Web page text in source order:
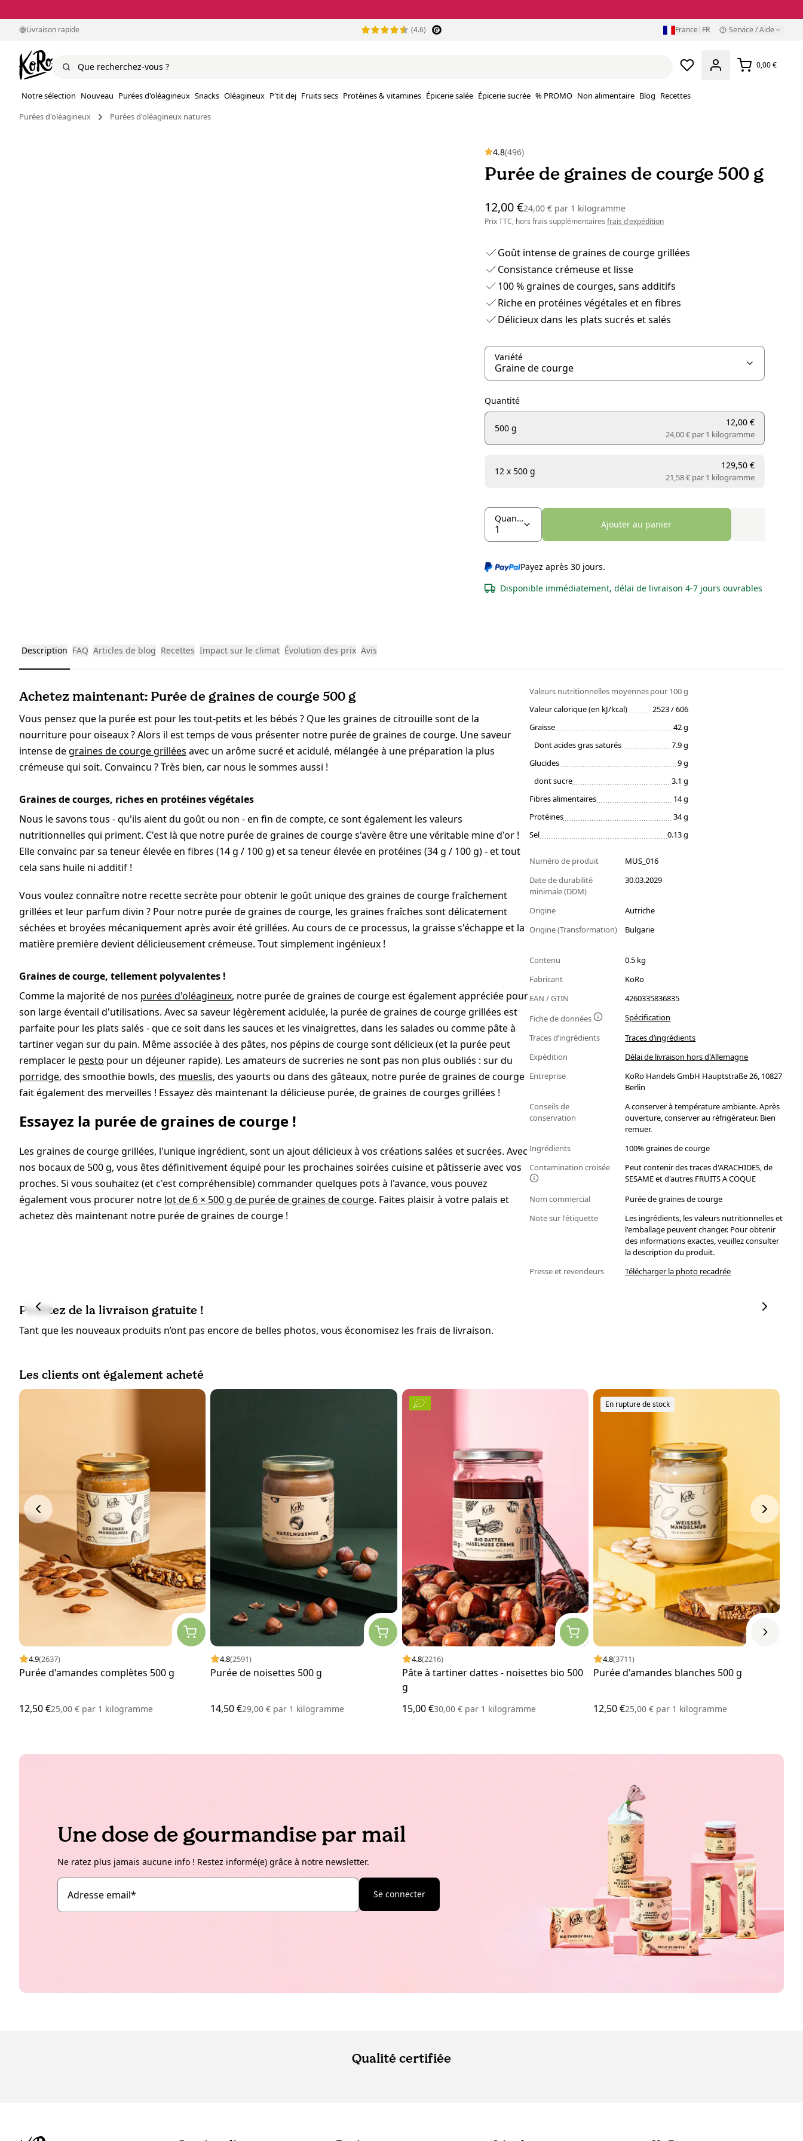
Livraison rapide (4.6) France | FR Service / Aide
0,00 €
Notre sélection Nouveau Purées d'oléagineux Snacks Oléagineux P'tit dej Fruits secs Protéines & vitamines Épicerie salée Épicerie sucrée % PROMO Non alimentaire Blog Recettes
Purées d'oléagineux
Purées d'oléagineux natures
4.8(496)
Purée de graines de courge 500 g
12,00 €24,00 € par1 kilogramme
Prix TTC, hors frais supplémentaires frais d'expédition
Goût intense de graines de courge grillées
Consistance crémeuse et lisse
100 % graines de courges, sans additifs
Riche en protéines végétales et en fibres
Délicieux dans les plats sucrés et salés
Variété
Quantité
500 g
12,00 €
24,00 € par1 kilogramme
12 x 500 g
129,50 €
21,58 € par1 kilogramme
Quantité
Ajouter au panier
Payez après 30 jours.
Disponible immédiatement, délai de livraison 4-7 jours ouvrables
Description FAQ Articles de blog Recettes Impact sur le climat Évolution des prix Avis
Achetez maintenant: Purée de graines de courge 500 g
Vous pensez que la purée est pour les tout-petits et les bébés ? Que les graines de citrouille sont de la
nourriture pour oiseaux ? Alors il est temps de vous présenter notre purée de graines de courge. Une saveur
intense degraines de courge grillées avec un arôme sucré et acidulé, mélangée à une préparation la plus
crémeuse qui soit. Convaincu ? Très bien, car nous le sommes aussi !
Graines de courges, riches en protéines végétales
Nous le savons tous - qu'ils aient du goût ou non - en fin de compte, ce sont également les valeurs
nutritionnelles qui priment. C'est là que notre purée de graines de courge s'avère être une véritable mine d'or !
Elle convainc par sa teneur élevée en fibres (14 g / 100 g) et sa teneur élevée en protéines (34 g / 100 g) - et tout
cela sans huile ni additif !
Vous voulez connaître notre recette secrète pour obtenir le goût unique des graines de courge fraîchement
grillées et leur parfum divin ? Pour notre purée de graines de courge, les graines fraîches sont délicatement
séchées et broyées mécaniquement après avoir été grillées. Au cours de ce processus, la graisse s'échappe et la
matière première devient délicieusement crémeuse. Tout simplement ingénieux !
Graines de courge, tellement polyvalentes !
Comme la majorité de nos purées d'oléagineux, notre purée de graines de courge est également appréciée pour
son large éventail d'utilisations. Avec sa saveur légèrement acidulée, la purée de graines de courge grillées est
parfaite pour les plats salés - que ce soit dans les sauces et les vinaigrettes, dans les salades ou comme pâte à
tartiner vegan sur du pain. Même associée à des pâtes, nos pépins de courge sont délicieux (et la purée peut
remplacer le pesto pour un déjeuner rapide). Les amateurs de sucreries ne sont pas non plus oubliés : sur du
porridge, des smoothie bowls, des mueslis, des yaourts ou dans des gâteaux, notre purée de graines de courge
fait également des merveilles ! Essayez dès maintenant la délicieuse purée, de graines de courges grillées !
Essayez la purée de graines de courge !
Les graines de courge grillées, l'unique ingrédient, sont un ajout délicieux à vos créations salées et sucrées. Avec
nos bocaux de 500 g, vous êtes définitivement équipé pour les prochaines soirées cuisine et pâtisserie avec vos
proches. Si vous souhaitez (et c'est compréhensible) commander quelques pots à l'avance, vous pouvez
également vous procurer notre lot de 6 × 500 g de purée de graines de courge. Faites plaisir à votre palais et
achetez dès maintenant notre purée de graines de courge !
Valeurs nutritionnelles moyennespour 100 g
Valeur calorique (en kJ/kcal)
2523 / 606
Graisse
42 g
Dont acides gras saturés
7.9 g
Glucides
9 g
dont sucre
3.1 g
Fibres alimentaires
14 g
Protéines
34 g
Sel
0.13 g
Numéro de produit
MUS_016
Date de durabilité
minimale (DDM)
30.03.2029
Origine
Autriche
Origine (Transformation)
Bulgarie
Contenu
0.5 kg
Fabricant
KoRo
EAN / GTIN
4260335836835
Fiche de données
Spécification
Traces d’ingrédients
Traces d’ingrédients
Expédition
Délai de livraison hors d'Allemagne
Entreprise
KoRo Handels GmbH Hauptstraße 26, 10827
Berlin
Conseils de
conservation
A conserver à température ambiante. Après
ouverture, conserver au réfrigérateur. Bien
remuer.
Ingrédients
100% graines de courge
Contamination croisée
Peut contenir des traces d'ARACHIDES, de
SESAME et d'autres FRUITS A COQUE
Nom commercial
Purée de graines de courge
Note sur l'étiquette
Les ingrédients, les valeurs nutritionnelles et
l'emballage peuvent changer. Pour obtenir
des informations exactes, veuillez consulter
la description du produit.
Presse et revendeurs
Télécharger la photo recadrée
Profitez de la livraison gratuite !
Tant que les nouveaux produits n’ont pas encore de belles photos, vous économisez les frais de livraison.
Les clients ont également acheté
4.9(2637)
Purée d'amandes complètes 500 g
12,50 €25,00 € par 1 kilogramme
4.8(2591)
Purée de noisettes 500 g
14,50 €29,00 € par 1 kilogramme
4.8(2216)
Pâte à tartiner dattes - noisettes bio 500
g
15,00 €30,00 € par1 kilogramme
En rupture de stock
4.8(3711)
Purée d'amandes blanches 500 g
12,50 €25,00 € par1 kilogramme
Une dose de gourmandise par mail
Ne ratez plus jamais aucune info ! Restez informé(e) grâce à notre newsletter.
Adresse email* Se connecter
Qualité certifiée